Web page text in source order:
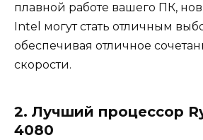
плавной работе вашего ПК,
Intel могут стать отличным
обеспечивая отличное
скорости.
2. Лучший процессор
4080